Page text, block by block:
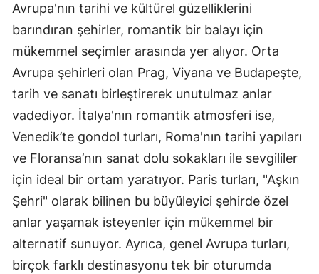
Avrupa'nın tarihi ve kültürel güzelliklerini
barındıran şehirler, romantik bir balayı için
mükemmel seçimler arasında yer alıyor. Orta
Avrupa şehirleri olan Prag, Viyana ve Budapeşte,
tarih ve sanatı birleştirerek unutulmaz anlar
vadediyor. İtalya'nın romantik atmosferi ise,
Venedik’te gondol turları, Roma'nın tarihi yapıları
ve Floransa’nın sanat dolu sokakları ile sevgililer
için ideal bir ortam yaratıyor. Paris turları, "Aşkın
Şehri" olarak bilinen bu büyüleyici şehirde özel
anlar yaşamak isteyenler için mükemmel bir
alternatif sunuyor. Ayrıca, genel Avrupa turları,
birçok farklı destinasyonu tek bir oturumda